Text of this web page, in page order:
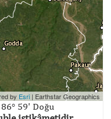
by Esri | Earthstar Geographics
86° 59' Doğu